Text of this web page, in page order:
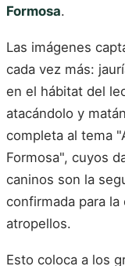
Formosa.
Las imágenes
cada vez más:
en el hábitat del
atacándolo y
completa al tema
Formosa", cuyos
caninos son la
confirmada para
atropellos.
Esto coloca a los